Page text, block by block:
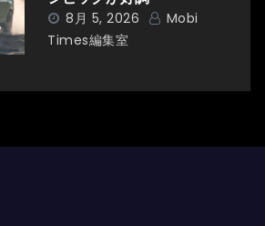
8月 5, 2026
Mobi
Times編集室